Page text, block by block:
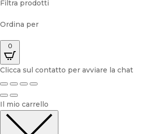
Filtra prodotti
Ordina per
0
Clicca sul contatto per avviare la chat
Il mio carrello